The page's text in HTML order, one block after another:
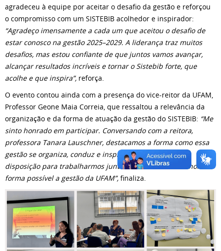
agradeceu à equipe por aceitar o desafio da gestão e reforçou
o compromisso com um SISTEBIB acolhedor e inspirador:
“Agradeço imensamente a cada um que aceitou o desafio de
estar conosco na gestão 2025–2029. A liderança traz muitos
desafios, mas estou confiante de que juntos vamos avançar,
alcançar resultados incríveis e tornar o Sistebib forte, que
acolhe e que inspira”, reforça.
O evento contou ainda com a presença do vice-reitor da UFAM,
Professor Geone Maia Correia, que ressaltou a relevância da
organização e da forma de atuação da gestão do SISTEBIB: “Me
sinto honrado em participar. Conversando com a reitora,
professora Tanara Lauschner, destacamos a forma como essa
gestão se organiza, conduz e inspira. Estamos sempre à
disposição para trabalharmos juntos e conduzir da melhor
forma possível a gestão da UFAM”, finaliza.